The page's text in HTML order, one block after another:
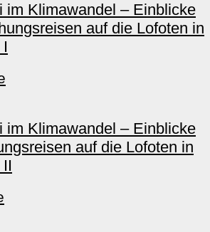
im Klimawandel – Einblicke
auf die Lofoten in
im Klimawandel – Einblicke
auf die Lofoten in